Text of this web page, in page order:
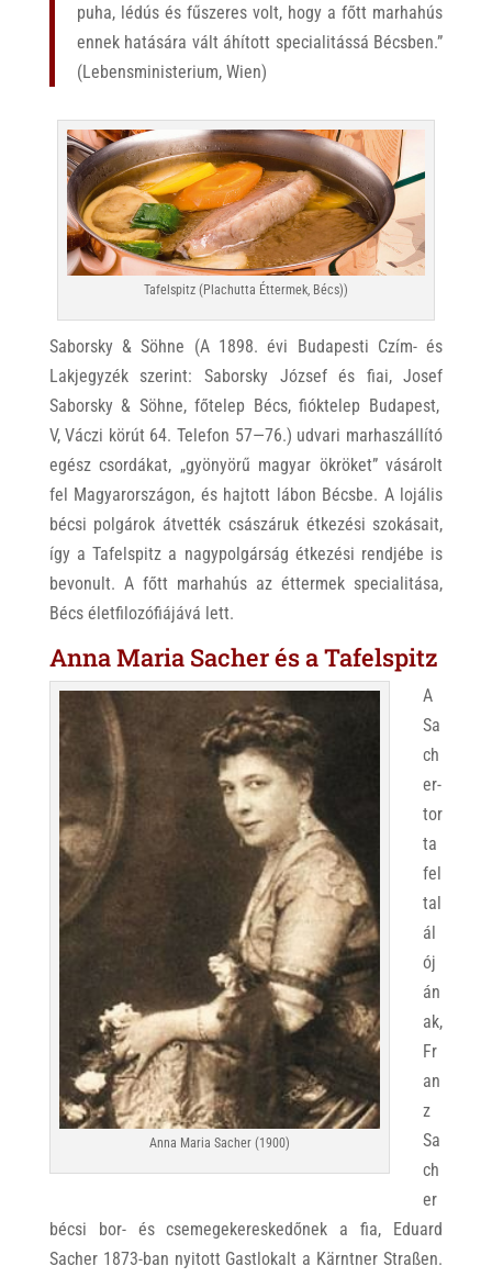
puha, lédús és fűszeres volt, hogy a főtt marhahús
ennek hatására vált áhított specialitássá Bécsben.”
(Lebensministerium, Wien)
Tafelspitz (Plachutta Éttermek, Bécs))
Saborsky & Söhne (A 1898. évi Budapesti Czím- és
Lakjegyzék szerint: SaborskyJózsefés fiai,Josef
Saborsky& Söhne,főtelep Bécs,fióktelep Budapest,
V,Váczi körút 64. Telefon 57—76.) udvari marhaszállító
egész csordákat, „gyönyörű magyar ökröket” vásárolt
fel Magyarországon, és hajtott lábon Bécsbe. A lojális
bécsi polgárok átvették császáruk étkezési szokásait,
így a Tafelspitz a nagypolgárság étkezési rendjébe is
bevonult. A főtt marhahús az éttermek specialitása,
Bécs életfilozófiájává lett.
Anna Maria Sacher és a Tafelspitz
Anna Maria Sacher (1900)
A
Sa
ch
er-
tor
ta
fel
tal
ál
ój
án
ak,
Fr
an
z
Sa
ch
er
bécsi bor- és csemegekereskedőnek a fia, Eduard
Sacher 1873-ban nyitott Gastlokalt a Kärntner Straßen.